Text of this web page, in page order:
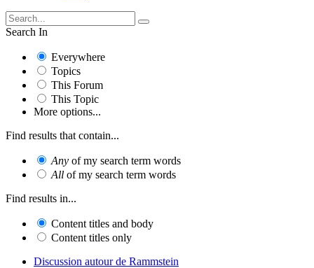
Search In
Everywhere
Topics
This Forum
This Topic
More options...
Find results that contain...
Any of my search term words
All of my search term words
Find results in...
Content titles and body
Content titles only
Discussion autour de Rammstein